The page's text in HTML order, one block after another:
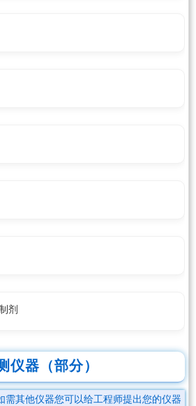
剂
仪器（部分）
需其他仪器您可以给工程师提出您的仪器